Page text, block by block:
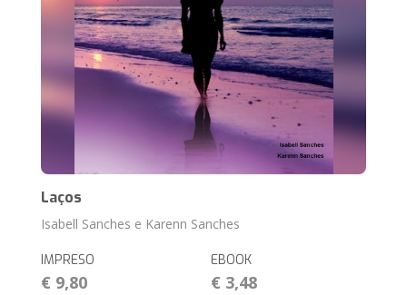
Laços
Isabell Sanches e Karenn Sanches
IMPRESO
€ 9,80
EBOOK
€ 3,48